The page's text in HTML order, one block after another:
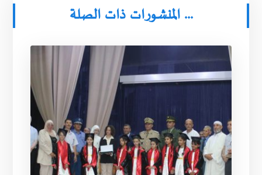
المنشورات ذات الصلة ...